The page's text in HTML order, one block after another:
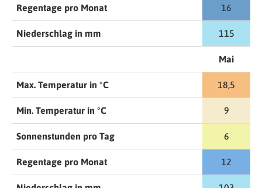
Regentage pro Monat 16
Niederschlag in mm 115
Mai
Max. Temperatur in °C 18,5
Min. Temperatur in °C 9
Sonnenstunden pro Tag 6
Regentage pro Monat 12